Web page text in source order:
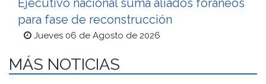
para fase de reconstrucción
Jueves 06 de Agosto de 2026
MÁS NOTICIAS